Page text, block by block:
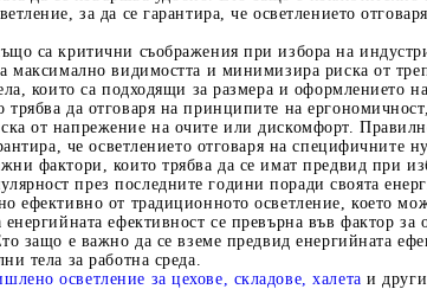
за да се гарантира, че осветлението
са критични съображения при избора на
максимално видимостта и минимизира риска от
които са подходящи за размера и оформлението
да отговаря на принципите на
от напрежение на очите или дискомфорт.
че осветлението отговаря на специфичните
фактори, които трябва да се имат предвид при
през последните години поради своята
ефективно от традиционното осветление, което
ефективност се превърна във фактор
защо е важно да се вземе предвид енергийната
тела за работна среда.
осветление за цехове, складове, халета и